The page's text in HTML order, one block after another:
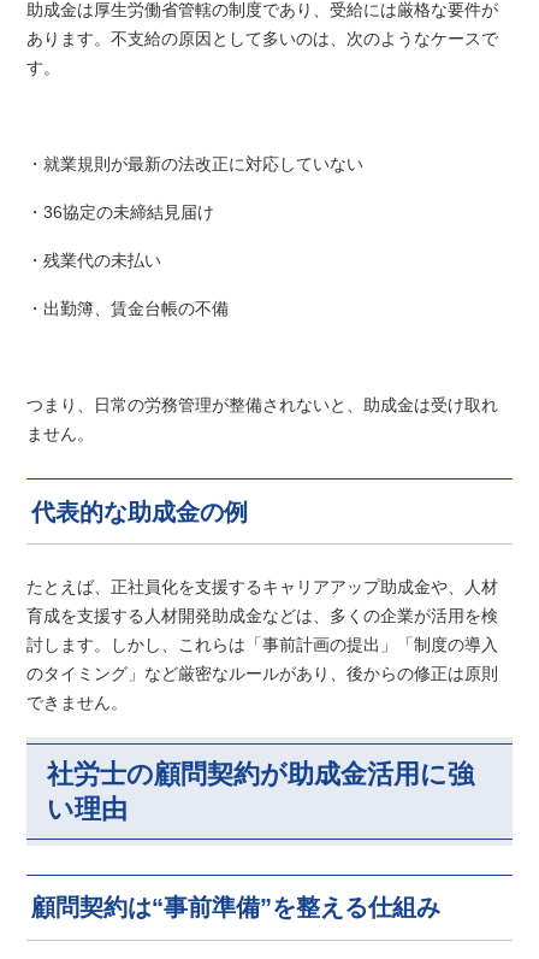
助成金は厚生労働省管轄の制度であり、受給には厳格な要件が
あります。不支給の原因として多いのは、次のようなケースで
す。
・就業規則が最新の法改正に対応していない
・36協定の未締結見届け
・残業代の未払い
・出勤簿、賃金台帳の不備
つまり、日常の労務管理が整備されないと、助成金は受け取れ
ません。
代表的な助成金の例
たとえば、正社員化を支援するキャリアアップ助成金や、人材
育成を支援する人材開発助成金などは、多くの企業が活用を検
討します。しかし、これらは「事前計画の提出」「制度の導入
のタイミング」など厳密なルールがあり、後からの修正は原則
できません。
社労士の顧問契約が助成金活用に強
い理由
顧問契約は“事前準備”を整える仕組み